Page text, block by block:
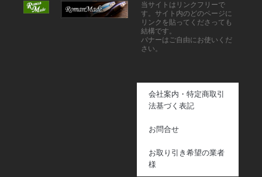
当サイトはリンクフリーで
す。サイト内のどのページに
リンクを貼ってくださっても
結構です。
バナーはご自由にお使いくだ
さい。
会社案内・特定商取引
法基づく表記
お問合せ
お取り引き希望の業者
様